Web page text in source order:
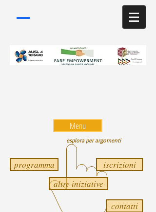
Menu
programma
esplora per argomenti
iscrizioni
altre iniziative
contatti